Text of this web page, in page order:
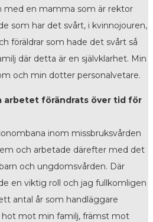
med en mamma som är rektor
som har det svårt, i kvinnojouren,
föräldrar som hade det svårt så
där detta är en självklarhet. Min
och min dotter personalvetare.
arbetet förändrats över tid för
inom missbruksvården
och arbetade därefter med det
och ungdomsvården. Där
en viktig roll och jag fullkomligen
antal år som handläggare
mot min familj, främst mot